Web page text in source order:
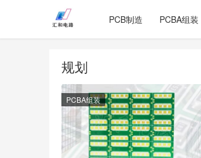
PCB制造 PCBA组装
规划
PCBA组装